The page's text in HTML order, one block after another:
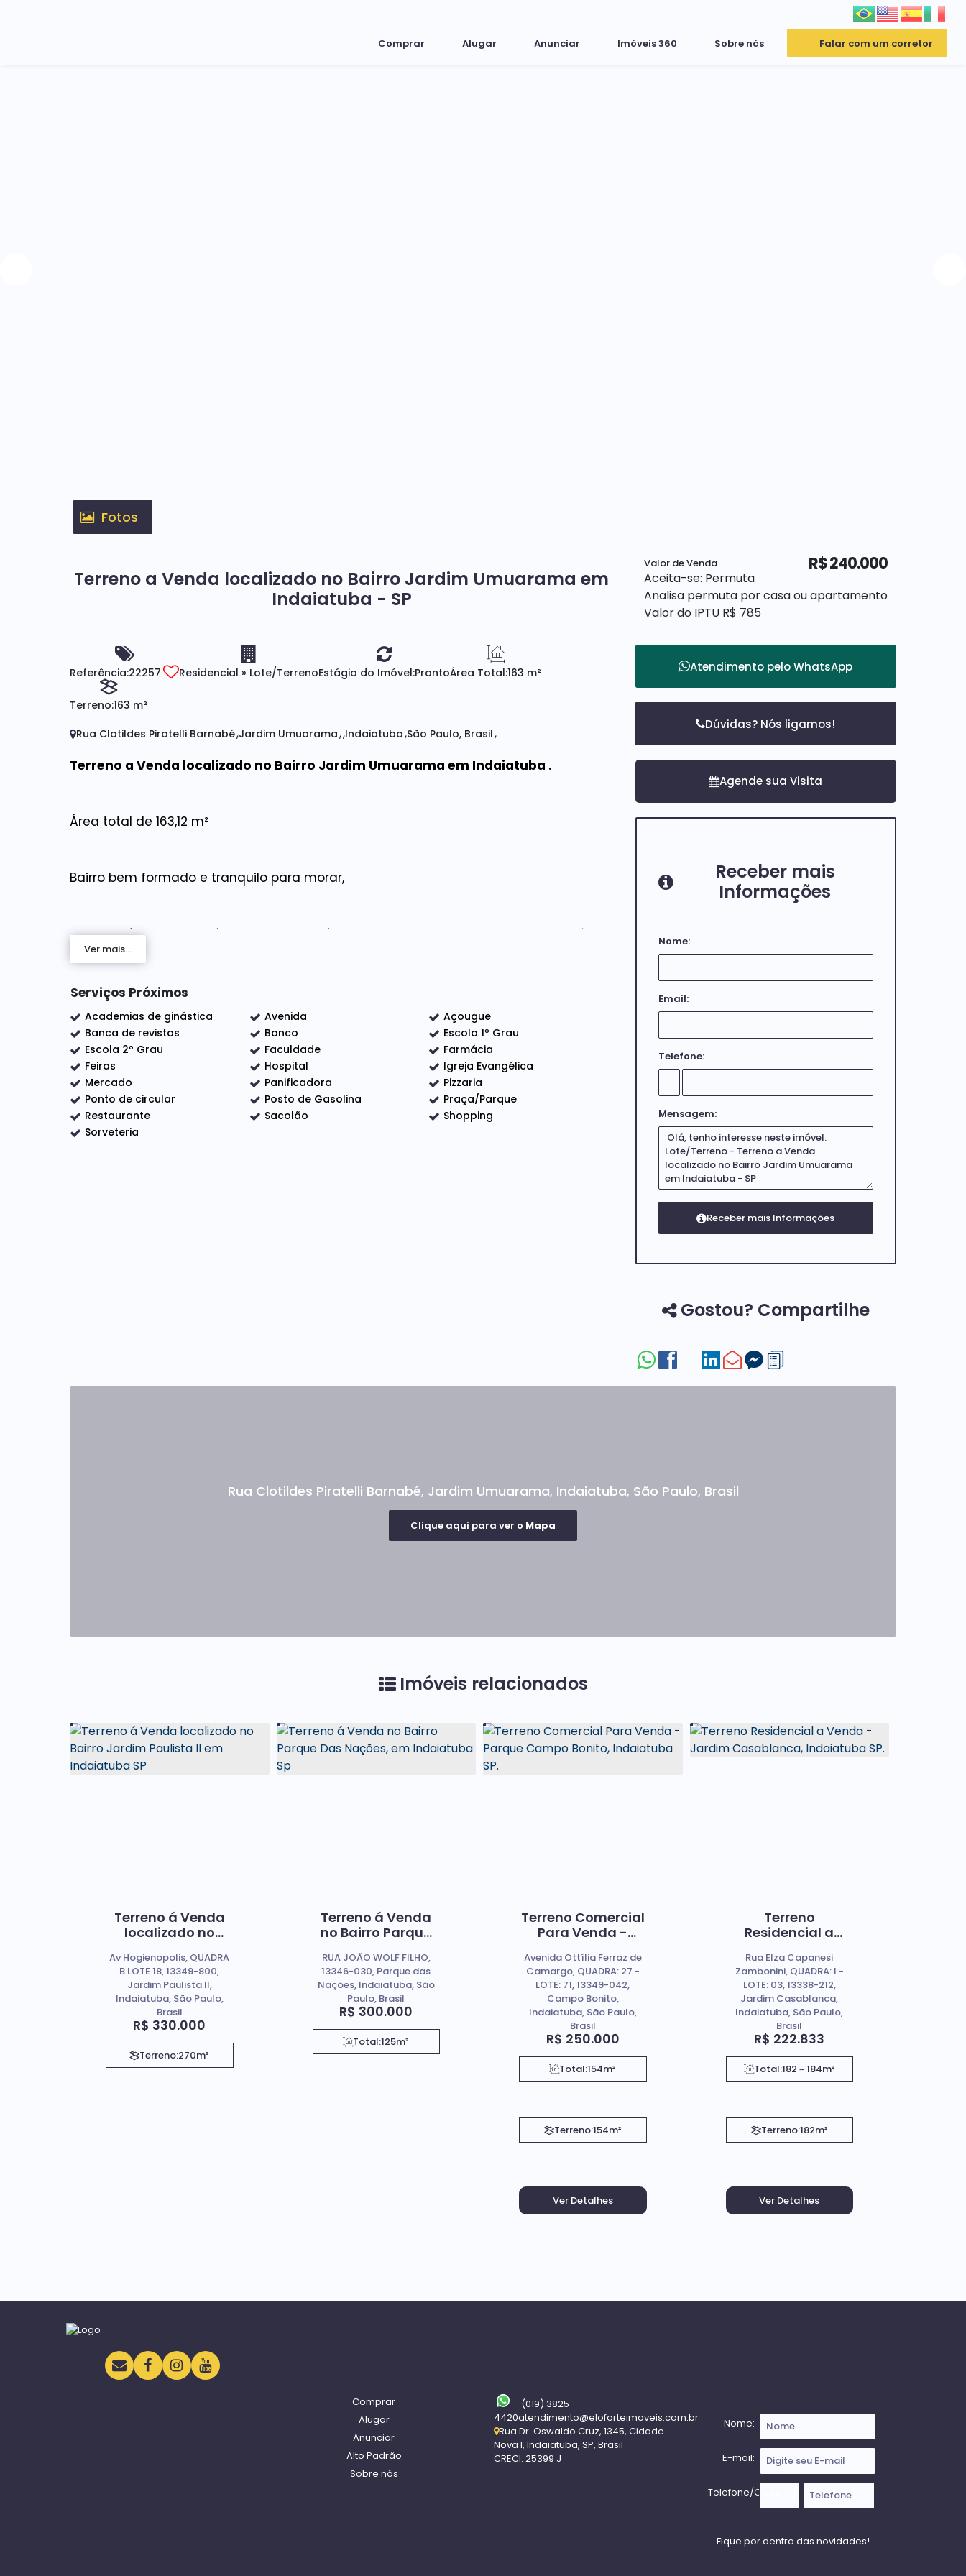
Falar com um corretor
Sobre nós
Imóveis 360
Anunciar
Alugar
Comprar
Fotos
Terreno a Venda localizado no Bairro Jardim Umuarama em
Indaiatuba - SP
Referência:22257 Residencial » Lote/TerrenoEstágio do Imóvel:ProntoÁrea Total:163 m²
Terreno:163 m²
Rua Clotildes Piratelli Barnabé Jardim Umuarama Indaiatuba São Paulo, Brasil
Terreno a Venda localizado no Bairro Jardim Umuarama em Indaiatuba .
Área total de 163,12 m²
Bairro bem formado e tranquilo para morar,
Agende já sua visita, nós da Elo Forte Imóveis, estamos a disposição para atendê-
los.
Ver mais...
Serviços Próximos
Academias de ginástica Avenida
Açougue
Banca de revistas
Banco
Escola 1º Grau
Escola 2º Grau
Faculdade
Farmácia
Feiras
Hospital
Igreja Evangélica
Mercado
Panificadora
Pizzaria
Ponto de circular
Posto de Gasolina
Praça/Parque
Restaurante
Sacolão
Shopping
Sorveteria
R$240.000
Valor de Venda
Aceita-se: Permuta
Analisa permuta por casa ou apartamento
Valor do IPTU R$ 785
Atendimento peloWhatsApp
Dúvidas? Nós ligamos!
Receber mais
Informações
Nome:
Email:
Telefone:
Mensagem:
Gostou? Compartilhe
Rua Clotildes Piratelli Barnabé, Jardim Umuarama, Indaiatuba, São Paulo, Brasil
Clique aqui para ver o Mapa
Imóveis relacionados
Terreno á Venda
localizado no
Paulista II em
Indaiatuba SP
R$ 330.000
Av Hogienopolis, QUADRA
B LOTE 18, 13349-800,
Jardim Paulista II,
Indaiatuba, São Paulo,
Brasil
Terreno:270m²
Terreno á Venda
no Bairro Parque
Indaiatuba Sp
R$ 300.000
RUA JOÃO WOLF FILHO,
13346-030, Parque das
Nações, Indaiatuba, São
Paulo, Brasil
Total:125m²
Terreno Comercial
Para Venda -
Bonito, Indaiatuba
SP.
R$ 250.000
Avenida Ottília Ferraz de
Camargo, QUADRA: 27 -
LOTE: 71, 13349-042,
Campo Bonito,
Indaiatuba, São Paulo,
Brasil
Total:154m²
Terreno:154m²
Terreno
Residencial a
Casablanca,
Indaiatuba SP.
R$ 222.833
Rua Elza Capanesi
Zambonini, QUADRA: I -
LOTE: 03, 13338-212,
Jardim Casablanca,
Indaiatuba, São Paulo,
Brasil
Total:182 ~ 184m²
Terreno:182m²
Comprar
Alugar
Anunciar
Alto Padrão
Sobre nós
(019) 3825-
4420atendimento@eloforteimoveis.com.br
Rua Dr. Oswaldo Cruz, 1345, Cidade
Nova I, Indaiatuba, SP, Brasil
CRECI: 25399 J
Nome:
E-mail:
Telefone/Celular: